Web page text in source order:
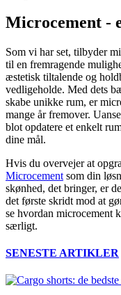
Microcement -
Som vi har set, tilbyder
til en fremragende
æstetisk tiltalende og
vedligeholde. Med dets
skabe unikke rum, er
mange år fremover.
blot opdatere et enkelt
dine mål.
Hvis du overvejer at
Microcement som din
skønhed, det bringer, er
det første skridt mod at
se hvordan microcement
særligt.
SENESTE ARTIKLER